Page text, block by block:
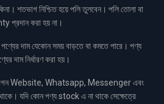
শতভাগ নিশ্চিত হয়ে পলি তুলবেন। পলি তোলা বা
প্রদান করা হয় না।
দাম যেকোন সময় বাড়তে বা কমতে পারে। পণ্য
দাম নির্ধারণ করা হয়।
Website, Whatsapp, Messenger এবং
যদি কোন পণ্য stock এ না থাকে সেক্ষেত্রে